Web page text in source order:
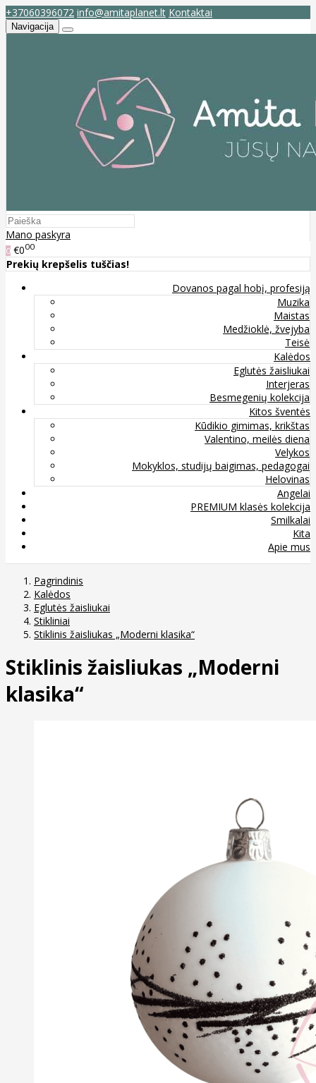
+37060396072 info@amitaplanet.lt Kontaktai
Navigacija
Mano paskyra
0 €000
Prekių krepšelis tuščias!
Dovanos pagal hobį, profesiją
Muzika
Maistas
Medžioklė, žvejyba
Teisė
Kalėdos
Eglutės žaisliukai
Interjeras
Besmegenių kolekcija
Kitos šventės
Kūdikio gimimas, krikštas
Valentino, meilės diena
Velykos
Mokyklos, studijų baigimas, pedagogai
Helovinas
Angelai
PREMIUM klasės kolekcija
Smilkalai
Kita
Apie mus
Pagrindinis
Kalėdos
Eglutės žaisliukai
Stikliniai
Stiklinis žaisliukas „Moderni klasika“
Stiklinis žaisliukas „Moderni
klasika“